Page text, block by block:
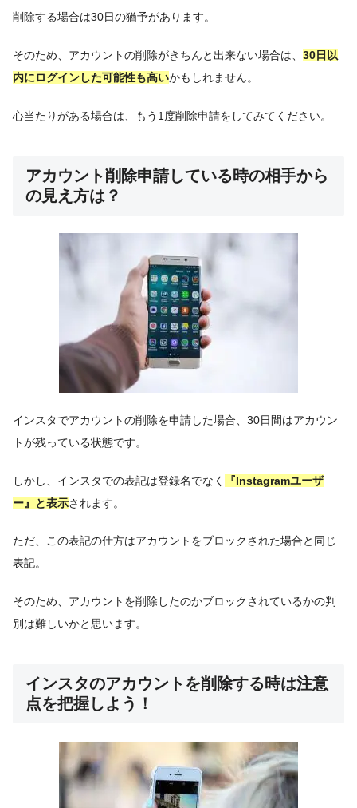
削除する場合は30日の猶予があります。
そのため、アカウントの削除がきちんと出来ない場合は、 30日以
内にログインした可能性も高いかもしれません。
心当たりがある場合は、もう1度削除申請をしてみてください。
アカウント削除申請している時の相手から
の見え方は？
インスタでアカウントの削除を申請した場合、30日間はアカウン
トが残っている状態です。
しかし、インスタでの表記は登録名でなく
『Instagramユーザ
ー』と表示されます。
ただ、この表記の仕方はアカウントをブロックされた場合と同じ
表記。
そのため、アカウントを削除したのかブロックされているかの判
別は難しいかと思います。
インスタのアカウントを削除する時は注意
点を把握しよう！